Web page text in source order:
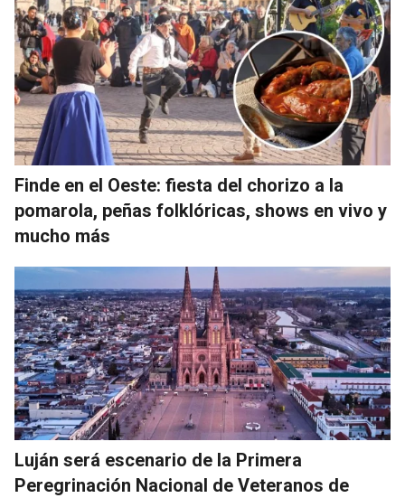
Finde en el Oeste: fiesta del chorizo a la
pomarola, peñas folklóricas, shows en vivo y
mucho más
Luján será escenario de la Primera
Peregrinación Nacional de Veteranos de